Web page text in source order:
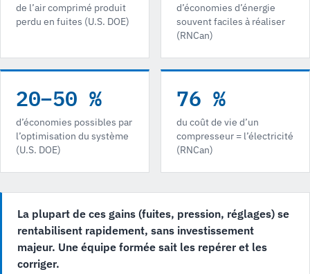
de l’air comprimé produit
perdu en fuites (U.S. DOE)
d’économies d’énergie
souvent faciles à réaliser
(RNCan)
20–50 %
d’économies possibles par
l’optimisation du système
(U.S. DOE)
76 %
du coût de vie d’un
compresseur = l’électricité
(RNCan)
La plupart de ces gains (fuites, pression, réglages) se
rentabilisent rapidement, sans investissement
majeur. Une équipe formée sait les repérer et les
corriger.